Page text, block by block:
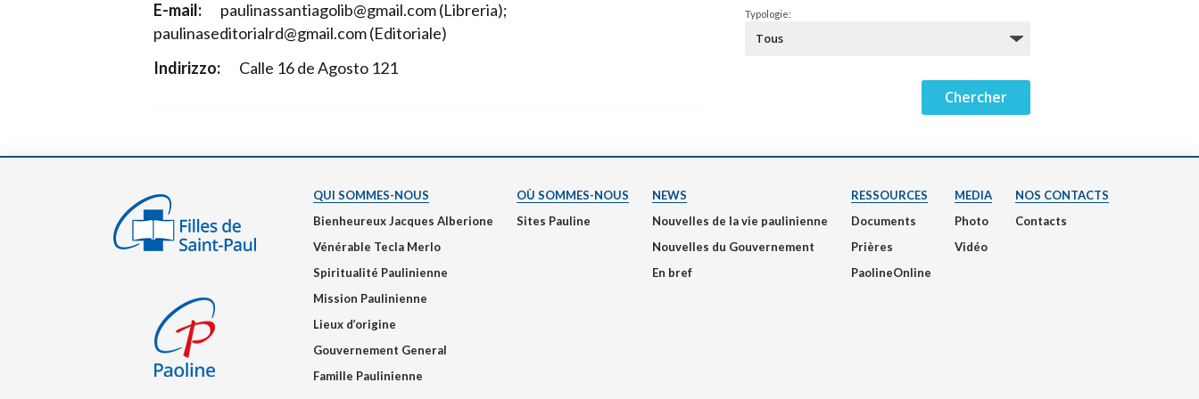
Narzole
San Lorenzo di Fossano
E-mail:
paulinassantiagolib@gmail.com (Libreria);
paulinaseditorialrd@gmail.com (Editoriale)
Indirizzo:
Calle 16 de Agosto 121
Typologie:
QUI SOMMES-NOUS
Bienheureux Jacques Alberione
Vénérable Tecla Merlo
Spiritualité Paulinienne
Mission Paulinienne
Lieux d’origine
Gouvernement General
Famille Paulinienne
OÙ SOMMES-NOUS
Sites Pauline
NEWS
Nouvelles de la vie paulinienne
Nouvelles du Gouvernement
En bref
RESSOURCES
Documents
Prières
PaolineOnline
MEDIA
Photo
Vidéo
NOS CONTACTS
Contacts